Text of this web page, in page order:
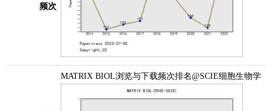
频次
MATRIX BIOL浏览与下载频次排名@SCIE细胞生物学